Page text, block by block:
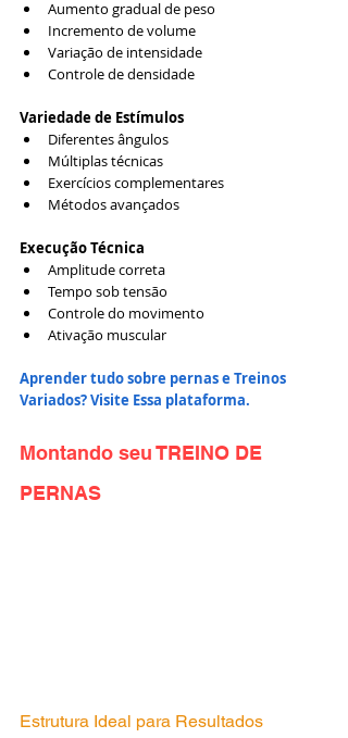
Aumento gradual de peso
Incremento de volume
Variação de intensidade
Controle de densidade
Variedade de Estímulos
Diferentes ângulos
Múltiplas técnicas
Exercícios complementares
Métodos avançados
Execução Técnica
Amplitude correta
Tempo sob tensão
Controle do movimento
Ativação muscular
Aprender tudo sobre pernas e Treinos
Variados? Visite Essa plataforma.
Montando seu TREINO DE
PERNAS
Estrutura Ideal para Resultados